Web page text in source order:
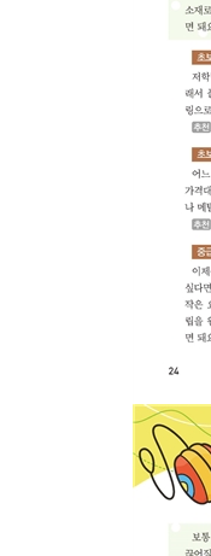
3. 그네
6. 에펠탑
7. 양손별
8. 강제
4장 중
1. 트라
2. 더블
5. 마하
6. 1.5 마
1. 플라